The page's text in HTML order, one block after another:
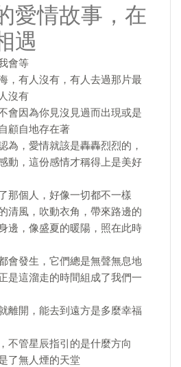
愛情故事，在
遇
會等
，有人沒有，有人去過那片最
沒有
會因為你見沒見過而出現或是
顧自地存在著
為，愛情就該是轟轟烈烈的，
動，這份感情才稱得上是美好
那個人，好像一切都不一樣
清風，吹動衣角，帶來路邊的
邊，像盛夏的暖陽，照在此時
會發生，它們總是無聲無息地
是這溜走的時間組成了我們一
離開，能去到遠方是多麼幸福
不管星辰指引的是什麼方向
了無人煙的天堂